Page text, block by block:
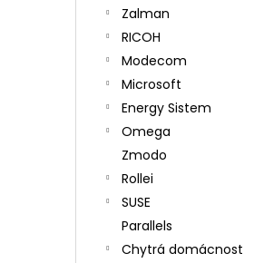
Zalman
RICOH
Modecom
Microsoft
Energy Sistem
Omega
Zmodo
Rollei
SUSE
Parallels
Chytrá domácnost